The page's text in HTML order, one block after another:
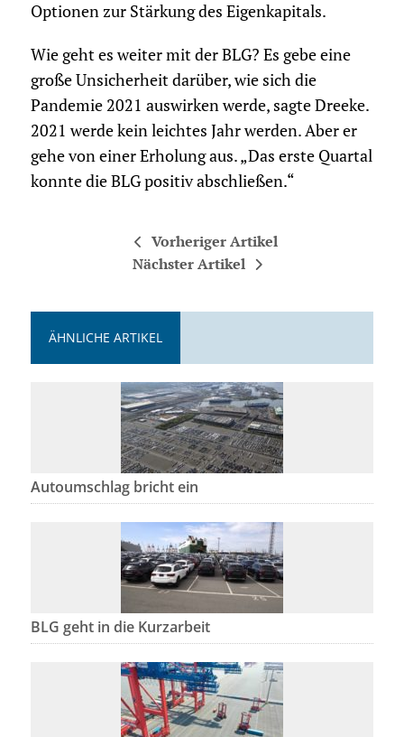
Optionen zur Stärkung des Eigenkapitals.
Wie geht es weiter mit der BLG? Es gebe eine
große Unsicherheit darüber, wie sich die
Pandemie 2021 auswirken werde, sagte Dreeke.
2021 werde kein leichtes Jahr werden. Aber er
gehe von einer Erholung aus. „Das erste Quartal
konnte die BLG positiv abschließen.“
Vorheriger Artikel
Nächster Artikel
ÄHNLICHE ARTIKEL
Autoumschlag bricht ein
BLG geht in die Kurzarbeit